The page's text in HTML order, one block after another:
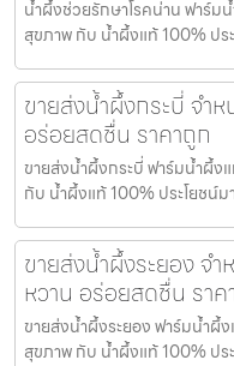
น้ำผึ้งช่วยรักษาโรคน่าน ฟาร์ม
สุขภาพ กับ น้ำผึ้งแท้ 100% ปร
ขายส่งน้ำผึ้งกระบี่ จำ
อร่อยสดชื่น ราคาถูก
ขายส่งน้ำผึ้งกระบี่ ฟาร์มน้ำผึ้ง
กับ น้ำผึ้งแท้ 100% ประโยชน์
ขายส่งน้ำผึ้งระยอง จ
หวาน อร่อยสดชื่น ราค
ขายส่งน้ำผึ้งระยอง ฟาร์มน้ำผึ้
สุขภาพ กับ น้ำผึ้งแท้ 100% ปร